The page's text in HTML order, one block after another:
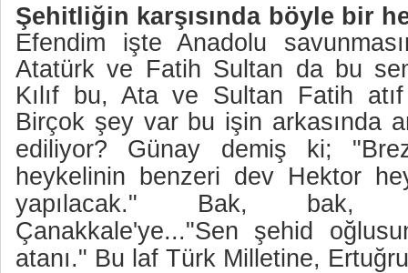
Şehitliğin karşısında böyle bir
Efendim işte Anadolu
Atatürk ve Fatih Sultan da bu
Kılıf bu, Ata ve Sultan Fatih
Birçok şey var bu işin arkasında
ediliyor? Günay demiş ki; "
heykelinin benzeri dev Hektor
yapılacak." Bak, bak,
Çanakkale'ye..."Sen şehid
atanı." Bu laf Türk Milletine,